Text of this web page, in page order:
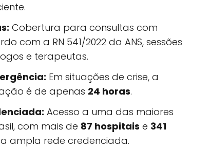
Cobertura para consultas com
com a RN 541/2022 da ANS, sessões
e terapeutas.
Em situações de crise, a
é de apenas 24 horas.
Acesso a uma das maiores
com mais de 87 hospitais e 341
ampla rede credenciada.